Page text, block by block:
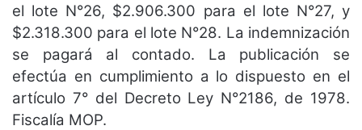
el lote N°26, $2.906.300 para el lote N°27, y
$2.318.300 para el lote N°28. La indemnización
se pagará al contado. La publicación se
efectúa en cumplimiento a lo dispuesto en el
artículo 7° del Decreto Ley N°2186, de 1978.
Fiscalía MOP.